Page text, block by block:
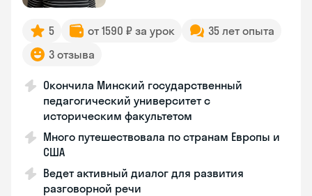
5 от 1590 ₽ за урок
35 лет опыта
3 отзыва
Окончила Минский государственный
педагогический университет с
историческим факультетом
Много путешествовала по странам Европы и
США
Ведет активный диалог для развития
разговорной речи